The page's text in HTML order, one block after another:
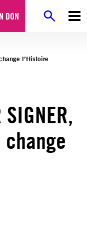
DON
l’Histoire
SIGNER,